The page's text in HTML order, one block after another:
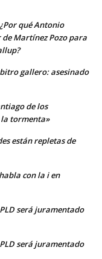
¿Por qué Antonio
Martínez Pozo para
gallero: asesinado
de los
la tormenta»
están repletas de
con la i en
será juramentado
será juramentado